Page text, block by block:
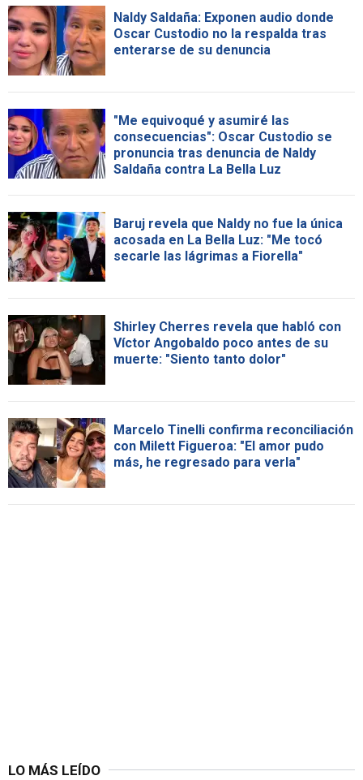
Naldy Saldaña: Exponen audio donde
Oscar Custodio no la respalda tras
enterarse de su denuncia
"Me equivoqué y asumiré las
consecuencias": Oscar Custodio se
pronuncia tras denuncia de Naldy
Saldaña contra La Bella Luz
Baruj revela que Naldy no fue la única
acosada en La Bella Luz: "Me tocó
secarle las lágrimas a Fiorella"
Shirley Cherres revela que habló con
Víctor Angobaldo poco antes de su
muerte: "Siento tanto dolor"
Marcelo Tinelli confirma reconciliación
con Milett Figueroa: "El amor pudo
más, he regresado para verla"
LO MÁS LEÍDO